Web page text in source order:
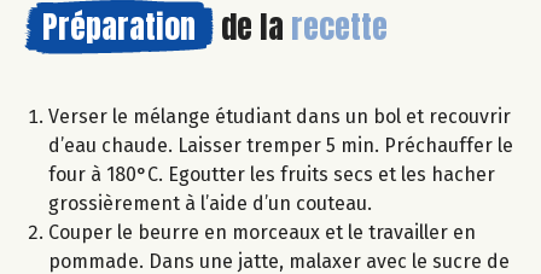
Préparation de la recette
Verser le mélange étudiant dans un bol et recouvrir
d’eau chaude. Laisser tremper 5 min. Préchauffer le
four à 180°C. Egoutter les fruits secs et les hacher
grossièrement à l’aide d’un couteau.
Couper le beurre en morceaux et le travailler en
pommade. Dans une jatte, malaxer avec le sucre de